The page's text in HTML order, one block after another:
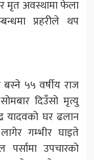
मृत अवस्थामा फेला
प्रहरीले थप
बस्ने ५५ वर्षीय राज
दिउँसो मृत्यु
यादवको घर ढलान
गम्भीर घाइते
उपचारको